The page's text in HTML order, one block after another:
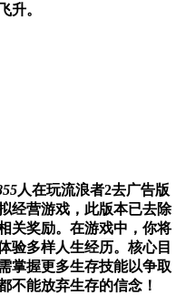
升。
人在玩流浪者2去广告版
经营游戏，此版本已去除
关奖励。在游戏中，你将
验多样人生经历。核心目
掌握更多生存技能以争取
不能放弃生存的信念！